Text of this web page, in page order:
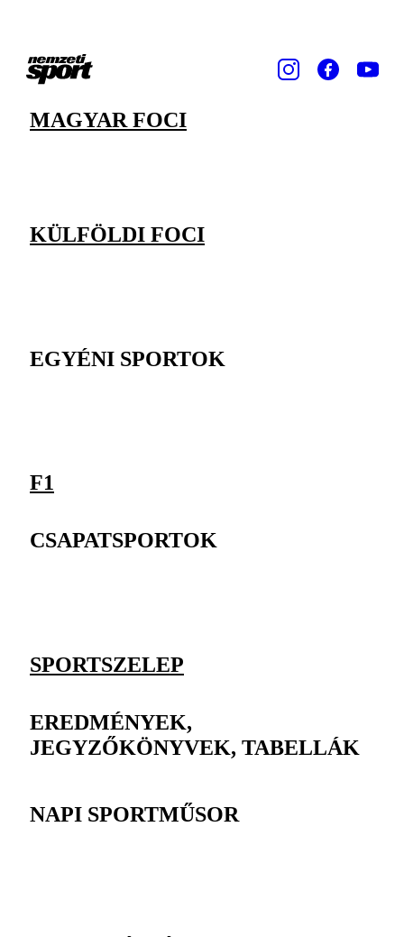
MAGYAR FOCI
KÜLFÖLDI FOCI
EGYÉNI SPORTOK
F1
CSAPATSPORTOK
SPORTSZELEP
EREDMÉNYEK,
JEGYZŐKÖNYVEK, TABELLÁK
NAPI SPORTMŰSOR